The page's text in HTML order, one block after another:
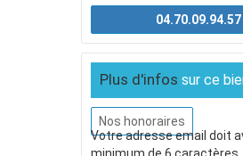
Plus d'infos sur ce
Nos honoraires
Votre adresse email doit